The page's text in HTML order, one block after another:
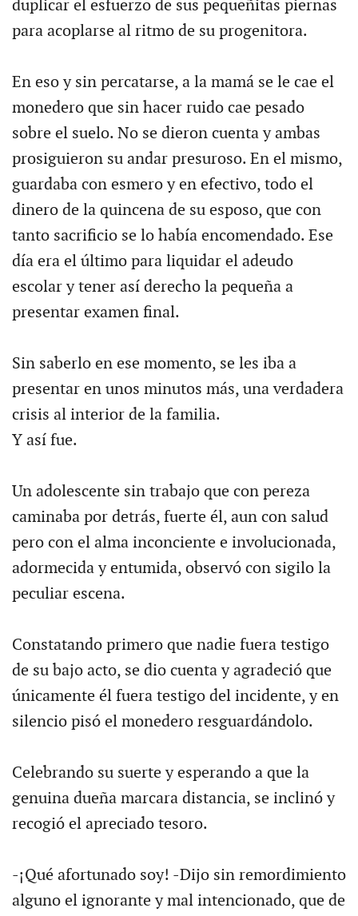
duplicar el esfuerzo de sus pequeñitas piernas
para acoplarse al ritmo de su progenitora.
En eso y sin percatarse, a la mamá se le cae el
monedero que sin hacer ruido cae pesado
sobre el suelo. No se dieron cuenta y ambas
prosiguieron su andar presuroso. En el mismo,
guardaba con esmero y en efectivo, todo el
dinero de la quincena de su esposo, que con
tanto sacrificio se lo había encomendado. Ese
día era el último para liquidar el adeudo
escolar y tener así derecho la pequeña a
presentar examen final.
Sin saberlo en ese momento, se les iba a
presentar en unos minutos más, una verdadera
crisis al interior de la familia.
Y así fue.
Un adolescente sin trabajo que con pereza
caminaba por detrás, fuerte él, aun con salud
pero con el alma inconciente e involucionada,
adormecida y entumida, observó con sigilo la
peculiar escena.
Constatando primero que nadie fuera testigo
de su bajo acto, se dio cuenta y agradeció que
únicamente él fuera testigo del incidente, y en
silencio pisó el monedero resguardándolo.
Celebrando su suerte y esperando a que la
genuina dueña marcara distancia, se inclinó y
recogió el apreciado tesoro.
-¡Qué afortunado soy! -Dijo sin remordimiento
alguno el ignorante y mal intencionado, que de